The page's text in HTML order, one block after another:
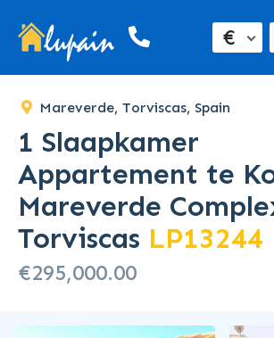
€
Mareverde, Torviscas, Spain
1 Slaapkamer
Appartement te
Mareverde
Torviscas LP13244
€295,000.00